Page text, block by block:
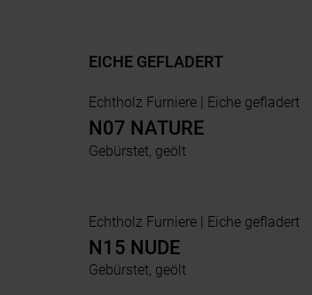
EICHE GEFLADERT
Echtholz Furniere | Eiche gefladert
N07 NATURE
Gebürstet, geölt
Echtholz Furniere | Eiche gefladert
N15 NUDE
Gebürstet, geölt